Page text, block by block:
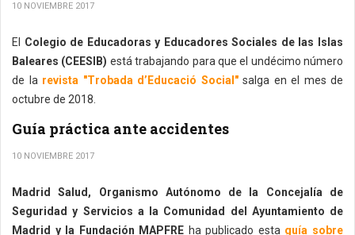
10 NOVIEMBRE 2017
El Colegio de Educadoras y Educadores Sociales de las Islas
Baleares (CEESIB) está trabajando para que el undécimo número
de la revista "Trobada d’Educació Social" salga en el mes de
octubre de 2018.
Guía práctica ante accidentes
10 NOVIEMBRE 2017
Madrid Salud, Organismo Autónomo de la Concejalía de
Seguridad y Servicios a la Comunidad del Ayuntamiento de
Madrid y la Fundación MAPFRE ha publicado esta guía sobre